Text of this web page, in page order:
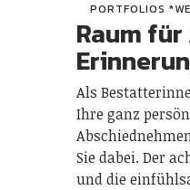
PORTFOLIOS
Raum
Als
Ihre ganz
Sie dabei. Der
und die